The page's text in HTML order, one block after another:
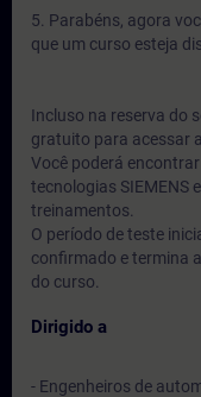
5. Parabéns, agora
que um curso esteja
Incluso na reserva do
gratuito para acessar
Você poderá
tecnologias SIEMENS
treinamentos.
O período de teste
confirmado e termina
do curso.
Dirigido a
- Engenheiros de